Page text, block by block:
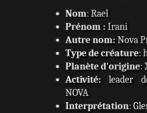
Nom: Rael
Prénom : Irani
Autre nom: Nova
Type de créature:
Planète d'origine:
Activité: leader
NOVA
Interprétation: